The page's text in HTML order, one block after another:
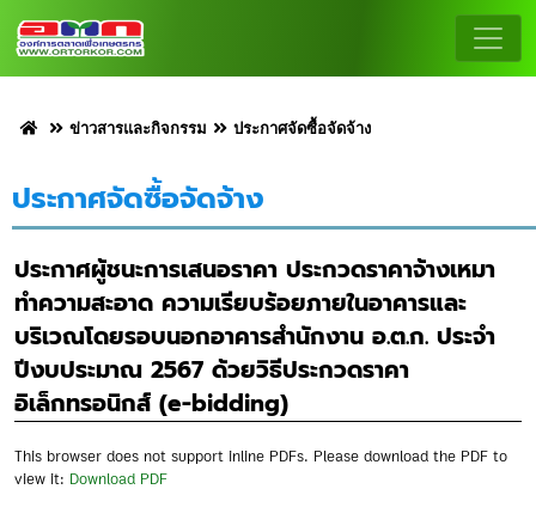
ข่าวสารและกิจกรรม ประกาศจัดซื้อจัดจ้าง
ประกาศจัดซื้อจัดจ้าง
ประกาศผู้ชนะการเสนอราคา ประกวดราคาจ้างเหมา
ทำความสะอาด ความเรียบร้อยภายในอาคารและ
บริเวณโดยรอบนอกอาคารสำนักงาน อ.ต.ก. ประจำ
ปีงบประมาณ 2567 ด้วยวิธีประกวดราคา
อิเล็กทรอนิกส์ (e-bidding)
This browser does not support inline PDFs. Please download the PDF to
view it: Download PDF